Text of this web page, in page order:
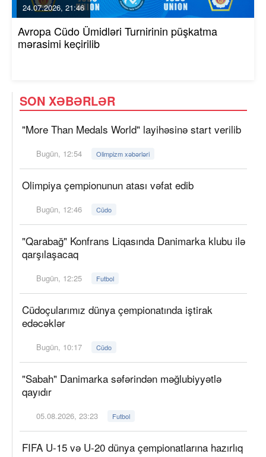
24.07.2026, 21:46
Avropa Cüdo Ümidləri Turnirinin püşkatma
mərasimi keçirilib
SON XƏBƏRLƏR
"More Than Medals World" layihəsinə start verilib
Bugün, 12:54 Olimpizm xəbərləri
Olimpiya çempionunun atası vəfat edib
Bugün, 12:46 Cüdo
"Qarabağ" Konfrans Liqasında Danimarka klubu ilə
qarşılaşacaq
Bugün, 12:25 Futbol
Cüdoçularımız dünya çempionatında iştirak
edəcəklər
Bugün, 10:17 Cüdo
"Sabah" Danimarka səfərindən məğlubiyyətlə
qayıdır
05.08.2026, 23:23 Futbol
FIFA U-15 və U-20 dünya çempionatlarına hazırlıq